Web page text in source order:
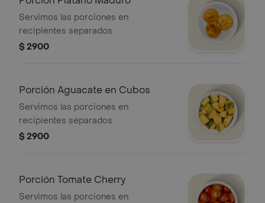
Servimos las porciones en
recipientes separados
$ 2900
Porción Aguacate en Cubos
Servimos las porciones en
recipientes separados
$ 2900
Porción Tomate Cherry
Servimos las porciones en